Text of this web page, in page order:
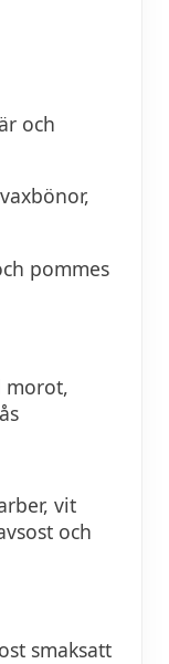
och
pommes
morot,
vit
och
smaksatt